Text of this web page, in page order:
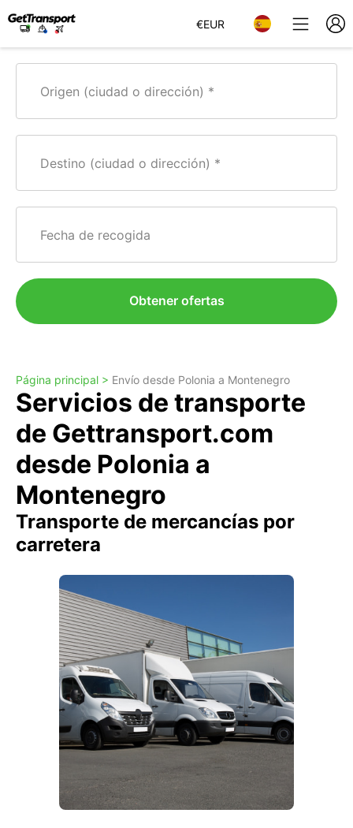
€EUR
Origen (ciudad o dirección)
Destino (ciudad o dirección)
Fecha de recogida
Obtener ofertas
Página principal > Envío desde Polonia a Montenegro
Servicios de transporte
de Gettransport.com
desde Polonia a
Montenegro
Transporte de mercancías por
carretera